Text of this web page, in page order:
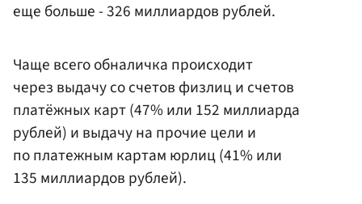
еще больше - 326 миллиардов рублей.
Чаще всего обналичка происходит
через выдачу со счетов физлиц и счетов
платёжных карт (47% или 152 миллиарда
рублей) и выдачу на прочие цели и
по платежным картам юрлиц (41% или
135 миллиардов рублей).